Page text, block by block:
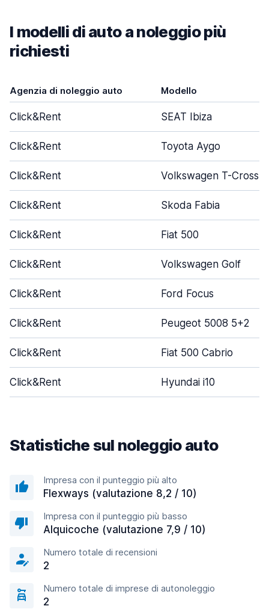
I modelli di auto a noleggio più
richiesti
Agenzia di noleggio auto Modello
Click&Rent SEAT Ibiza
Click&Rent Toyota Aygo
Click&Rent Volkswagen T-Cross
Click&Rent Skoda Fabia
Click&Rent Fiat 500
Click&Rent Volkswagen Golf
Click&Rent Ford Focus
Click&Rent Peugeot 5008 5+2
Click&Rent Fiat 500 Cabrio
Click&Rent Hyundai i10
Statistiche sul noleggio auto
Impresa con il punteggio più alto
Flexways (valutazione 8,2 / 10)
Impresa con il punteggio più basso
Alquicoche (valutazione 7,9 / 10)
Numero totale di recensioni
2
Numero totale di imprese di autonoleggio
2